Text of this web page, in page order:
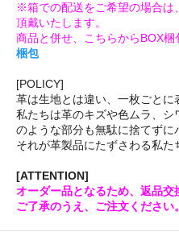
※箱での配送をご希望の場合は
頂戴いたします。
商品と併せ、こちらからBOX
梱包
[POLICY]
革は生地とは違い、一枚ごとに
私たちは革のキズや色ムラ、
のような部分も無駄に捨てずに
それが革製品にたずさわる私た
[ATTENTION]
オーダー品となるため、返品交
ご了承のうえ、ご注文ください。